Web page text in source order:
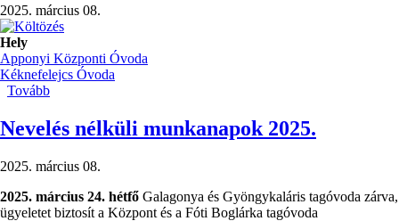
2025. március 08.
Hely
Apponyi Központi Óvoda
Kéknefelejcs Óvoda
Tovább
Nevelés nélküli munkanapok 2025.
2025. március 08.
2025. március 24. hétfő Galagonya és Gyöngykaláris tagóvoda zárva,
ügyeletet biztosít a Központ és a Fóti Boglárka tagóvoda